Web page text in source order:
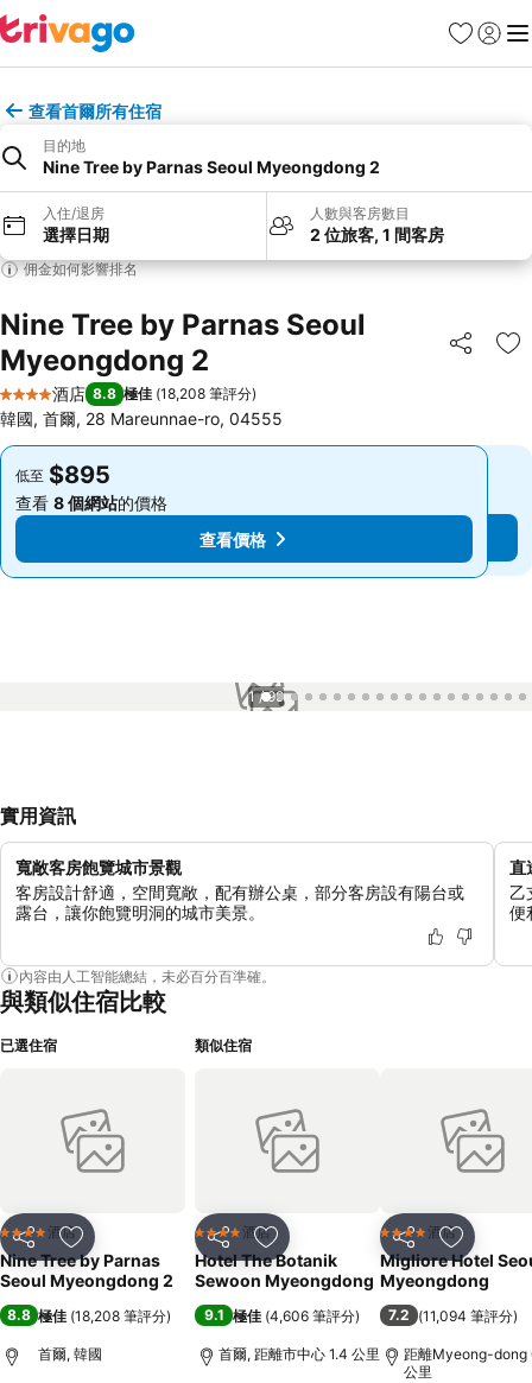
收藏夾
登入 選
查看首爾所有住宿
目的地
Nine Tree by Parnas Seoul Myeongdong 2
入住/退房
選擇日期
人數與客房數目
2 位旅客, 1 間客房
佣金如何影響排名
Nine Tree by Parnas Seoul
Myeongdong 2
分享 放
4 星級
酒店 8.8 極佳 (18,208 筆評分)
韓國, 首爾, 28 Mareunnae-ro, 04555
低至 $895
查看 8 個網站的價格
查看價格
低至 $895
查看 8 個網站的價格
查看價格
1 / 99
實用資訊
寬敞客房飽覽城市景觀
客房設計舒適，空間寬敞，配有辦公桌，部分客房設有陽台或
露台，讓你飽覽明洞的城市美景。
直
乙
便
內容由人工智能總結，未必百分百準確。
與類似住宿比較
已選住宿
分享 放到收藏夾
4 星級 酒店
Nine Tree by Parnas
Seoul Myeongdong 2
8.8 極佳 (18,208 筆評分)
首爾, 韓國
類似住宿
分享 放到收藏夾
4 星級 酒店
Hotel The Botanik
Sewoon Myeongdong
9.1 極佳 (4,606 筆評分)
首爾, 距離市中心 1.4 公里
分享 放到收藏
4 星級 酒店
Migliore Hotel
Myeongdong
7.2 (11,094 筆評分)
距離Myeong-dong
公里